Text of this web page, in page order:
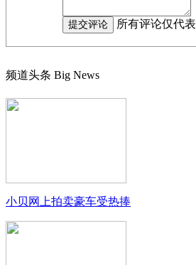
所有评论仅代
频道头条 Big News
小贝网上拍卖豪车受热捧